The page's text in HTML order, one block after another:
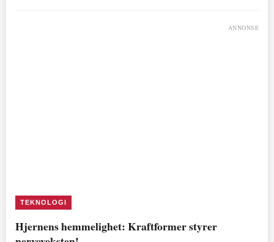
ANNONSE
TEKNOLOGI
Hjernens hemmelighet: Kraftformer styrer